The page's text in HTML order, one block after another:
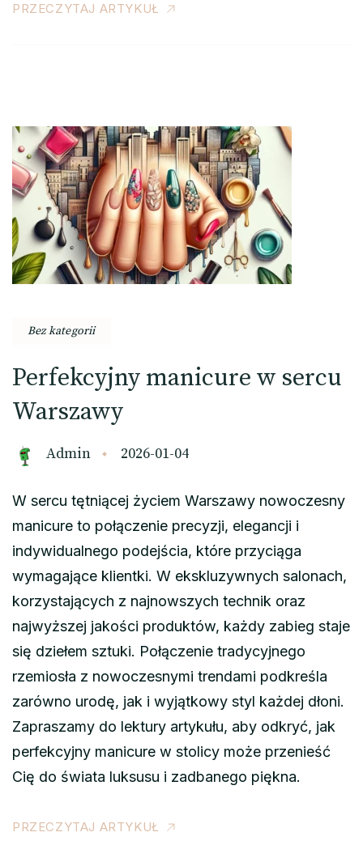
PRZECZYTAJ ARTYKUŁ
Bez kategorii
Perfekcyjny manicure w sercu
Warszawy
Admin 2026-01-04
W sercu tętniącej życiem Warszawy nowoczesny
manicure to połączenie precyzji, elegancji i
indywidualnego podejścia, które przyciąga
wymagające klientki. W ekskluzywnych salonach,
korzystających z najnowszych technik oraz
najwyższej jakości produktów, każdy zabieg staje
się dziełem sztuki. Połączenie tradycyjnego
rzemiosła z nowoczesnymi trendami podkreśla
zarówno urodę, jak i wyjątkowy styl każdej dłoni.
Zapraszamy do lektury artykułu, aby odkryć, jak
perfekcyjny manicure w stolicy może przenieść
Cię do świata luksusu i zadbanego piękna.
PRZECZYTAJ ARTYKUŁ